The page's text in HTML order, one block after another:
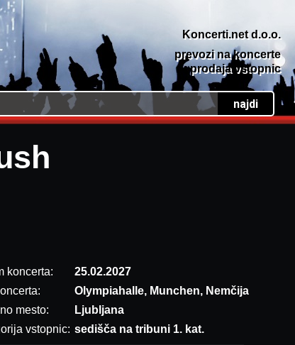
Koncerti.net d.o.o.
prevozi na koncerte
prodaja vstopnic
koncerta:
25.02.2027
Olympiahalle, Munchen, Nemčija
mesto:
Ljubljana
vstopnic: sedišča na tribuni 1. kat.